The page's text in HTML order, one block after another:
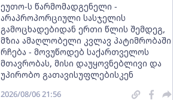
ეუთო-ს წარმომადგენელი -
არაპროპორციული სასჯელის
გამოცხადებიდან ერთი წლის შემდეგ,
მზია ამაღლობელი კვლავ პატიმრობაში
რჩება - მოვუწოდებ საქართველოს
მთავრობას, მისი დაუყოვნებლივი და
უპირობო გათავისუფლებისკენ
2026/08/06 21:56